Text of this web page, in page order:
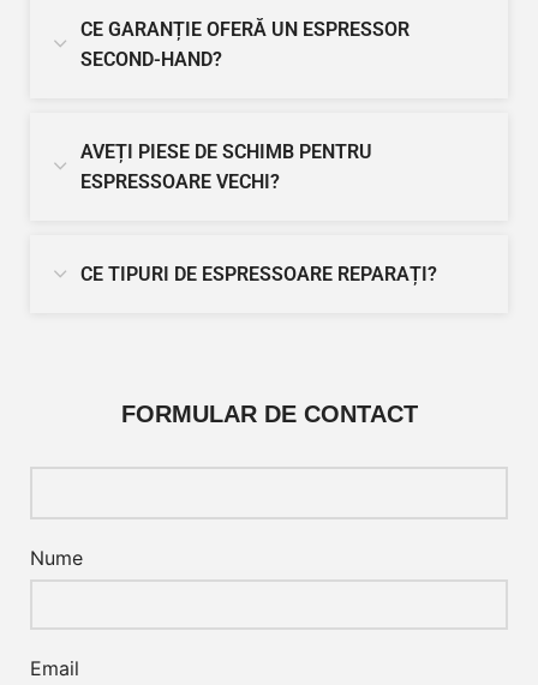
CE GARANȚIE OFERĂ UN ESPRESSOR
SECOND-HAND?
AVEȚI PIESE DE SCHIMB PENTRU
ESPRESSOARE VECHI?
CE TIPURI DE ESPRESSOARE REPARAȚI?
FORMULAR DE CONTACT
Nume
Email